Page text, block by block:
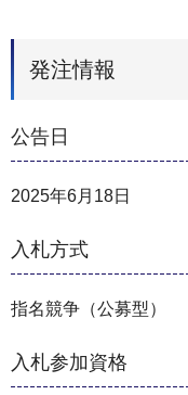
発注情報
公告日
2025年6月18日
入札方式
指名競争（公募型）
入札参加資格